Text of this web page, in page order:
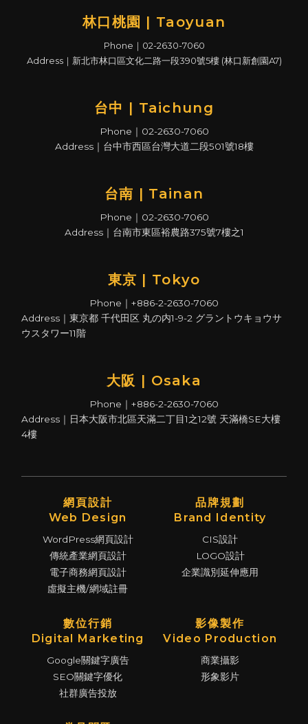
林口桃園 | Taoyuan
Phone｜02-2630-7060
Address｜新北市林口區文化二路一段390號5樓 (林口新創園A7)
台中 | Taichung
Phone｜02-2630-7060
Address｜台中市西區台灣大道二段501號18樓
台南 | Tainan
Phone｜02-2630-7060
Address｜台南市東區裕農路375號7樓之1
東京 | Tokyo
Phone｜+886-2-2630-7060
Address｜東京都 千代田区 丸の内1-9-2 グラントウキョウサ
ウスタワー11階
大阪 | Osaka
Phone｜+886-2-2630-7060
Address｜日本大阪市北區天滿二丁目1之12號 天滿橋SE大樓
4樓
網頁設計
Web Design
WordPress網頁設計
傳統產業網頁設計
電子商務網頁設計
虛擬主機/網域註冊
品牌規劃
Brand Identity
CIS設計
LOGO設計
企業識別延伸應用
數位行銷
Digital Marketing
Google關鍵字廣告
SEO關鍵字優化
社群廣告投放
影像製作
Video Production
商業攝影
形象影片